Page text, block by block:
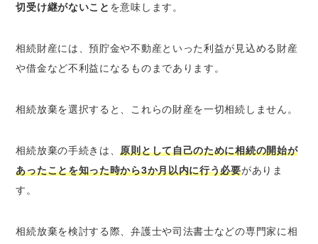
切受け継がないこと を意味します。
相続財産には、預貯金や不動産といった利益が見込める財産
や借金など不利益になるものまであります。
相続放棄を選択すると、これらの財産を一切相続しません。
相続放棄の手続きは、原則として自己のために相続の開始が
あったことを知った時から3か月以内に行う必要がありま
す。
相続放棄を検討する際、弁護士や司法書士などの専門家に相